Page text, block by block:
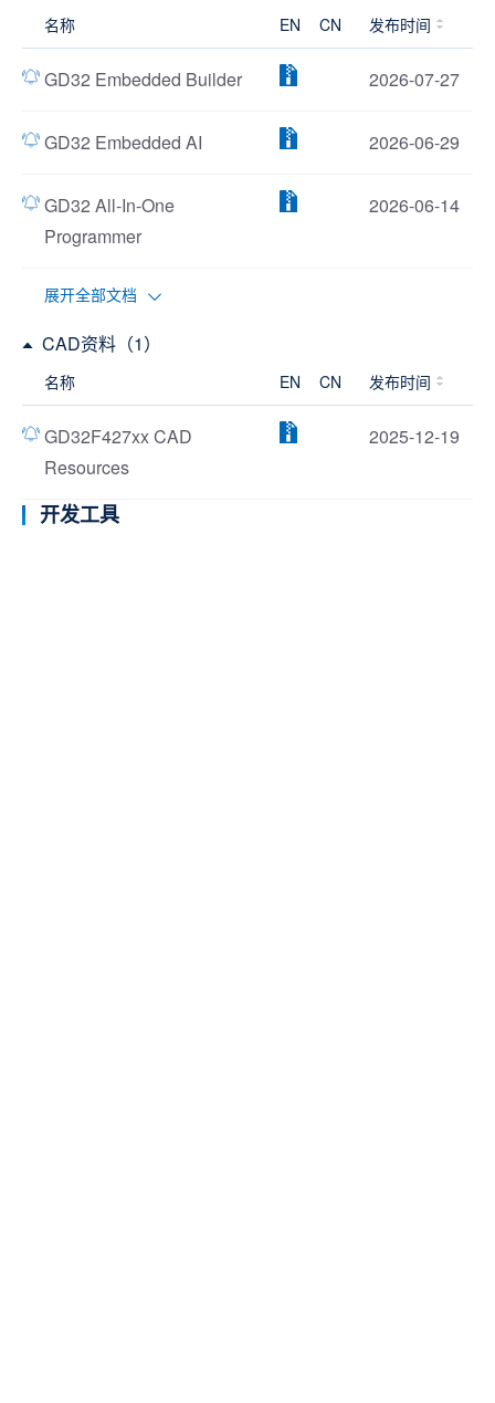
名称 EN CN 发布时间
GD32 Embedded Builder 2026-07-27
GD32 Embedded AI 2026-06-29
GD32 All-In-One
Programmer
2026-06-14
展开全部文档
CAD资料（1）
名称 EN CN 发布时间
GD32F427xx CAD
Resources
2025-12-19
开发工具